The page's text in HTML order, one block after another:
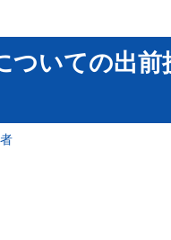
いての出前